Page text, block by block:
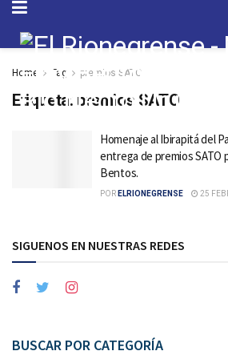
Home Tag premios SATO
Etiqueta: premios SATO
Homenaje al Ibirapitá del
entrega de premios SATO
Bentos.
POR ELRIONEGRENSE 25
SIGUENOS EN NUESTRAS REDES
BUSCAR POR CATEGORÍA